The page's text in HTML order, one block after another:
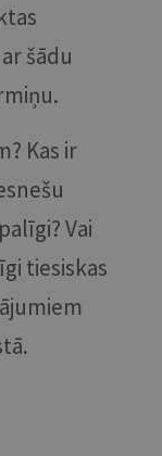
šādu
Kas ir
Vai
tiesiskas